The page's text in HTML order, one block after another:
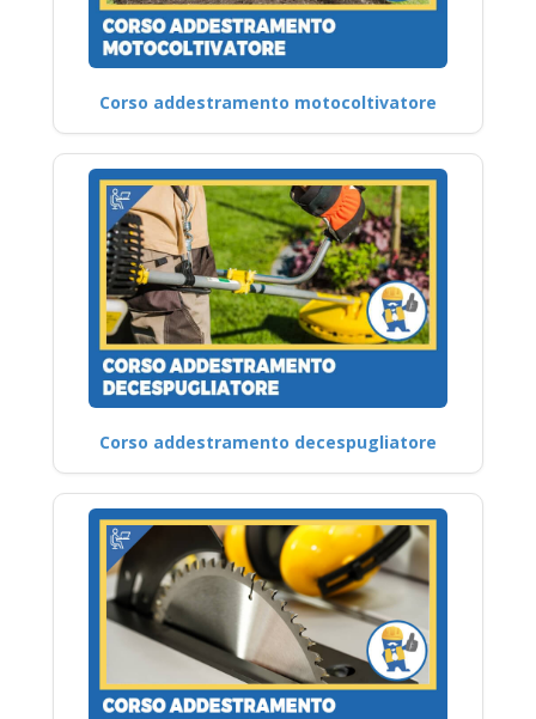
Corso addestramento motocoltivatore
Corso addestramento decespugliatore